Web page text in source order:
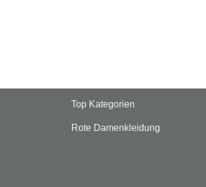
Top Kategorien
Rote Damenkleidung